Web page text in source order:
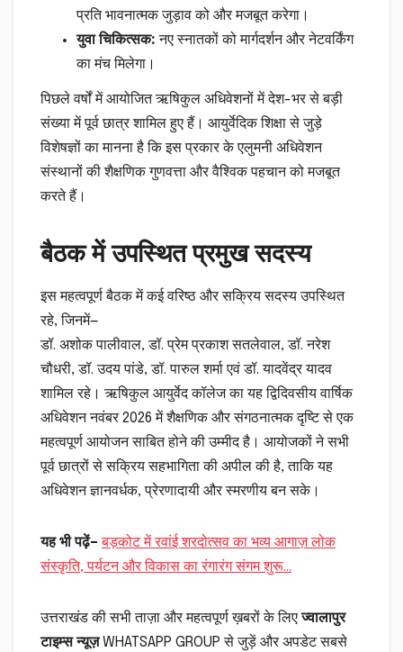
प्रति भावनात्मक जुड़ाव को और मजबूत करेगा।
युवा चिकित्सक: नए स्नातकों को मार्गदर्शन और नेटवर्किंग
का मंच मिलेगा।
पिछले वर्षों में आयोजित ऋषिकुल अधिवेशनों में देश-भर से बड़ी
संख्या में पूर्व छात्र शामिल हुए हैं। आयुर्वेदिक शिक्षा से जुड़े
विशेषज्ञों का मानना है कि इस प्रकार के एलुमनी अधिवेशन
संस्थानों की शैक्षणिक गुणवत्ता और वैश्विक पहचान को मजबूत
करते हैं।
बैठक में उपस्थित प्रमुख सदस्य
इस महत्वपूर्ण बैठक में कई वरिष्ठ और सक्रिय सदस्य उपस्थित
रहे, जिनमें—
डॉ. अशोक पालीवाल, डॉ. प्रेम प्रकाश सतलेवाल, डॉ. नरेश
चौधरी, डॉ. उदय पांडे, डॉ. पारुल शर्मा एवं डॉ. यादवेंद्र यादव
शामिल रहे। ऋषिकुल आयुर्वेद कॉलेज का यह द्विदिवसीय वार्षिक
अधिवेशन नवंबर 2026 में शैक्षणिक और संगठनात्मक दृष्टि से एक
महत्वपूर्ण आयोजन साबित होने की उम्मीद है। आयोजकों ने सभी
पूर्व छात्रों से सक्रिय सहभागिता की अपील की है, ताकि यह
अधिवेशन ज्ञानवर्धक, प्रेरणादायी और स्मरणीय बन सके।
यह भी पढ़ें– बड़कोट में रवांई शरदोत्सव का भव्य आगाज़ लोक
संस्कृति, पर्यटन और विकास का रंगारंग संगम शुरू…
उत्तराखंड की सभी ताज़ा और महत्वपूर्ण ख़बरों के लिएज्वालापुर
टाइम्स न्यूज़WHATSAPP GROUP से जुड़ें और अपडेट सबसे